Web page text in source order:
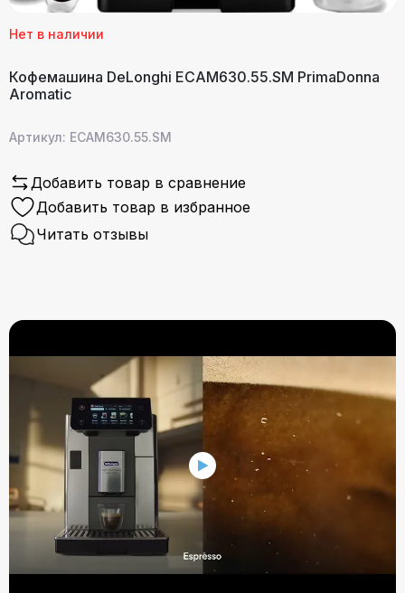
Нет в наличии
Кофемашина DeLonghi ECAM630.55.SM PrimaDonna
Aromatic
Артикул: ECAM630.55.SM
Добавить товар в сравнение
Добавить товар в избранное
Читать отзывы